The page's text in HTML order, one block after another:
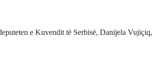
e Kuvendit të Serbisë, Danijela Vujiçiq,